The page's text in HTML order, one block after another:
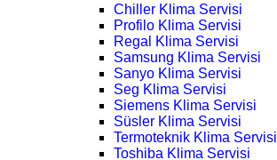
Chiller Klima Servisi
Profilo Klima Servisi
Regal Klima Servisi
Samsung Klima Servisi
Sanyo Klima Servisi
Seg Klima Servisi
Siemens Klima Servisi
Süsler Klima Servisi
Termoteknik Klima Servisi
Toshiba Klima Servisi